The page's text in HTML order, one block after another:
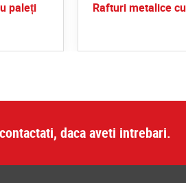
paleți Rafturi metalice
daca aveti intrebari.